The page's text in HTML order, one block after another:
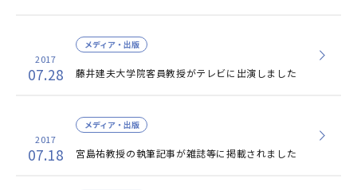
2017
07.28 藤井建夫大学院客員教授がテレビに出演しました
メディア・出版
2017
07.18 宮島祐教授の執筆記事が雑誌等に掲載されました
メディア・出版